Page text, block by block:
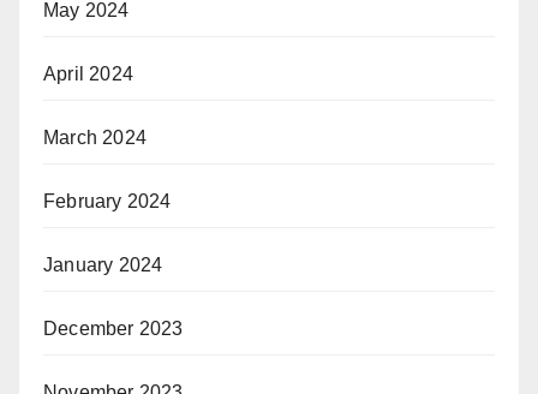
May 2024
April 2024
March 2024
February 2024
January 2024
December 2023